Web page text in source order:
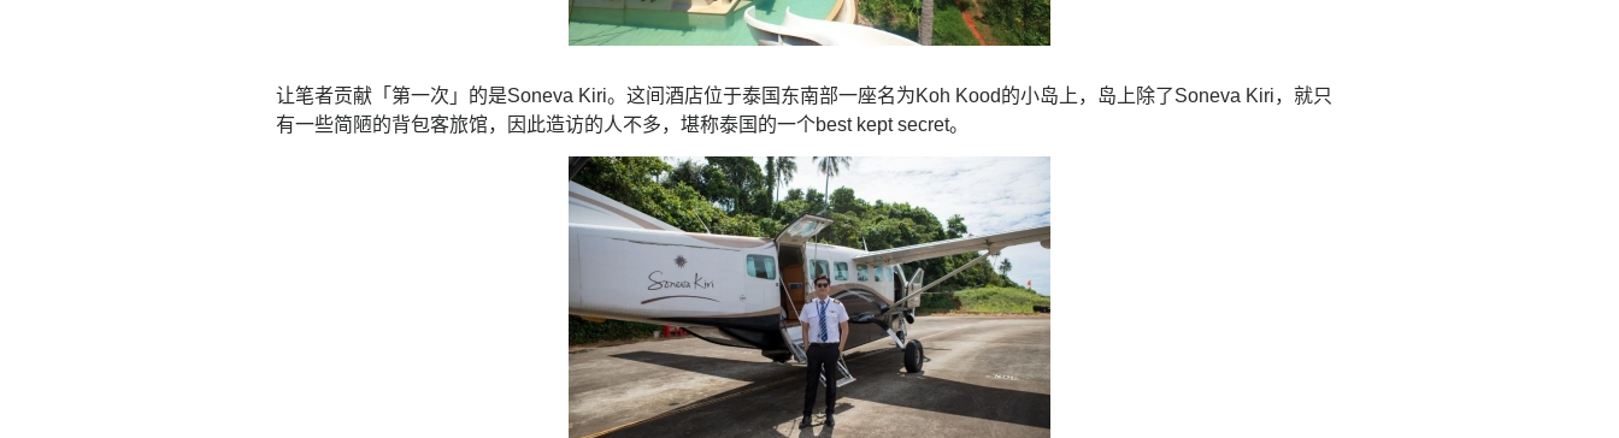
让笔者贡献「第一次」的是Soneva Kiri。这间酒店位于泰国东南部一座名为Koh Kood的小岛上，岛上除了Soneva Kiri，就只
有一些简陋的背包客旅馆，因此造访的人不多，堪称泰国的一个best kept secret。